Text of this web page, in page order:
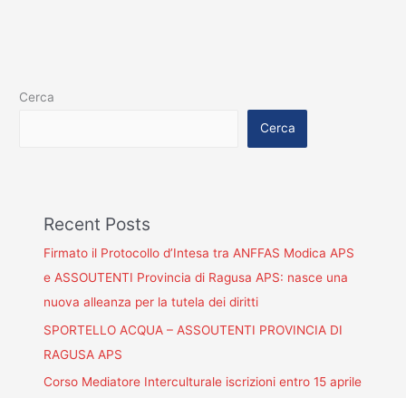
Cerca
Cerca
Recent Posts
Firmato il Protocollo d’Intesa tra ANFFAS Modica APS
e ASSOUTENTI Provincia di Ragusa APS: nasce una
nuova alleanza per la tutela dei diritti
SPORTELLO ACQUA – ASSOUTENTI PROVINCIA DI
RAGUSA APS
Corso Mediatore Interculturale iscrizioni entro 15 aprile